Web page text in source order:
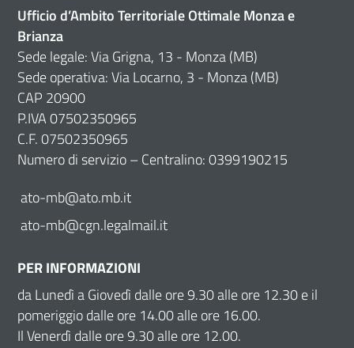
Ufficio d’Ambito Territoriale Ottimale Monza e
Brianza
Sede legale: Via Grigna, 13 - Monza (MB)
Sede operativa: Via Locarno, 3 - Monza (MB)
CAP 20900
P.IVA 07502350965
C.F. 07502350965
Numero di servizio – Centralino: 0399190215
ato-mb@ato.mb.it
ato-mb@cgn.legalmail.it
PER INFORMAZIONI
da Lunedì a Giovedì dalle ore 9.30 alle ore 12.30 e il
pomeriggio dalle ore 14.00 alle ore 16.00.
Il Venerdì dalle ore 9.30 alle ore 12.00.